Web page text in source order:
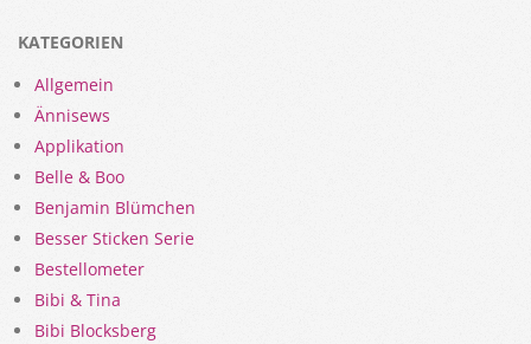
KATEGORIEN
Allgemein
Ännisews
Applikation
Belle & Boo
Benjamin Blümchen
Besser Sticken Serie
Bestellometer
Bibi & Tina
Bibi Blocksberg